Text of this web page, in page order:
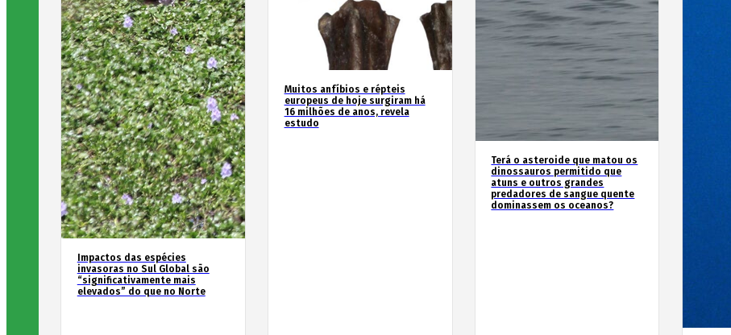
Impactos das espécies
invasoras no Sul Global são
“significativamente mais
elevados” do que no Norte
Muitos anfíbios e répteis
europeus de hoje surgiram há
16 milhões de anos, revela
estudo
Terá o asteroide que matou os
dinossauros permitido que
atuns e outros grandes
predadores de sangue quente
dominassem os oceanos?